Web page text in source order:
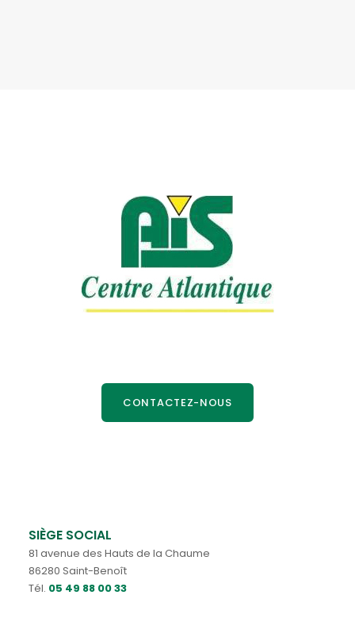
CONTACTEZ-NOUS
SIÈGE SOCIAL
81 avenue des Hauts de la Chaume
86280 Saint-Benoît
Tél. 05 49 88 00 33